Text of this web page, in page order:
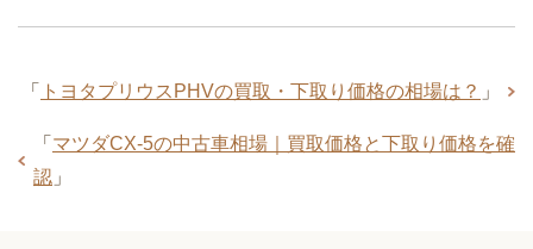
車の買取査定に来たカーチス・ガリバ
「 トヨタプリウスPHVの買取・下取り価格の相場は？ 」
「 マツダCX-5の中古車相場｜買取価格と下取り価格を確
認 」